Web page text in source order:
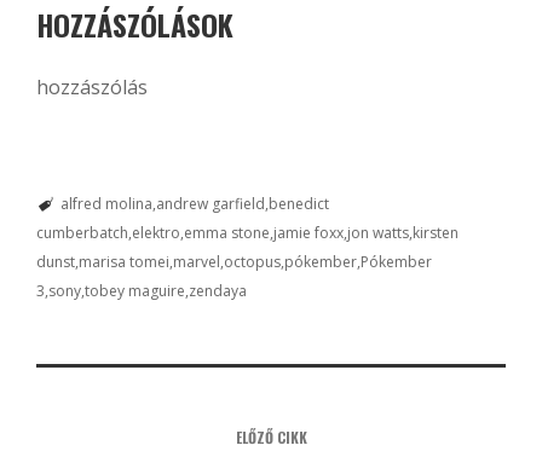
HOZZÁSZÓLÁSOK
hozzászólás
alfred molina andrew garfield benedict
cumberbatch elektro emma stone jamie foxx jon watts kirsten
dunst marisa tomei marvel octopus pókember Pókember
3 sonytobey maguire zendaya
ELŐZŐ CIKK